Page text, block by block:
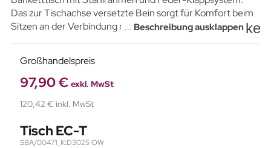
Das zur Tischachse versetzte Bein sorgt für Komfort beim
Sitzen an der Verbindung mehrerer Tische. Laminierte
... Beschreibung ausklappen
Großhandelspreis
97,90 € exkl. MwSt
120,42 € inkl. MwSt
Tisch EC-T
SBA/00471_K:D3025 OW